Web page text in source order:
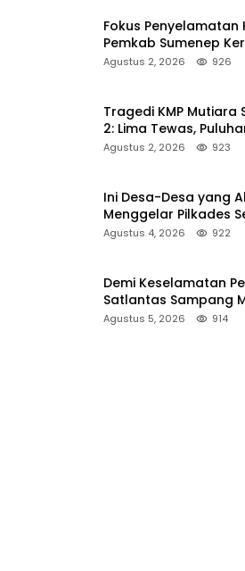
Fokus Penyelamatan
Pemkab Sumenep
Tim Medis dan
Agustus 2, 2026 926
Tragedi KMP Mutiara
2: Lima Tewas,
Penumpang Masih
Agustus 2, 2026 923
Ini Desa-Desa yang
Menggelar Pilkades
2027 di Kabupaten
Agustus 4, 2026 922
Demi Keselamatan
Satlantas Sampang
Latihan Gerak Jalan
Agustus 5, 2026 914